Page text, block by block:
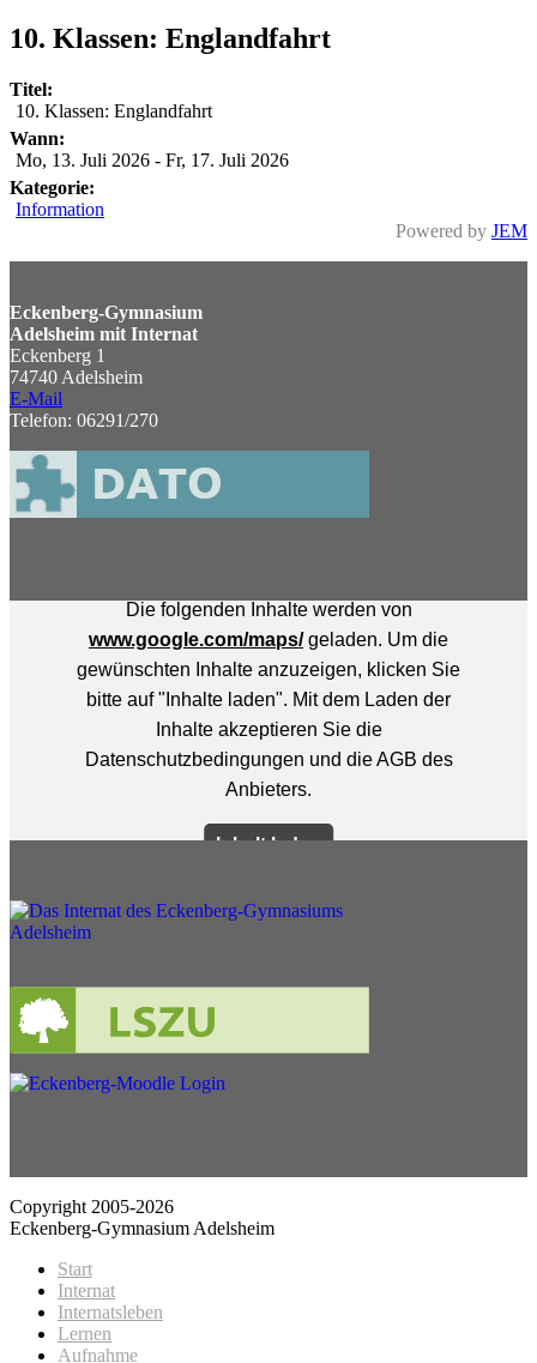
10. Klassen: Englandfahrt
Titel:
10. Klassen: Englandfahrt
Wann:
Mo, 13. Juli 2026 - Fr, 17. Juli 2026
Kategorie:
Information
Powered by JEM
Eckenberg-Gymnasium
Adelsheim mit Internat
Eckenberg 1
74740 Adelsheim
E-Mail
Telefon: 06291/270
Copyright 2005-2026
Eckenberg-Gymnasium Adelsheim
Start
Internat
Internatsleben
Lernen
Aufnahme